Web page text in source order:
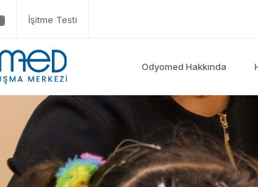
İşitme Testi
Odyomed Hakkında